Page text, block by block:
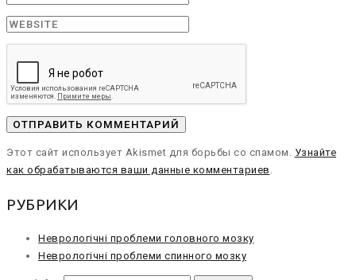
Этот сайт использует Akismet для борьбы со спамом. Узнайте
как обрабатываются ваши данные комментариев
РУБРИКИ
Неврологічні проблеми головного мозку
Неврологічні проблеми спинного мозку